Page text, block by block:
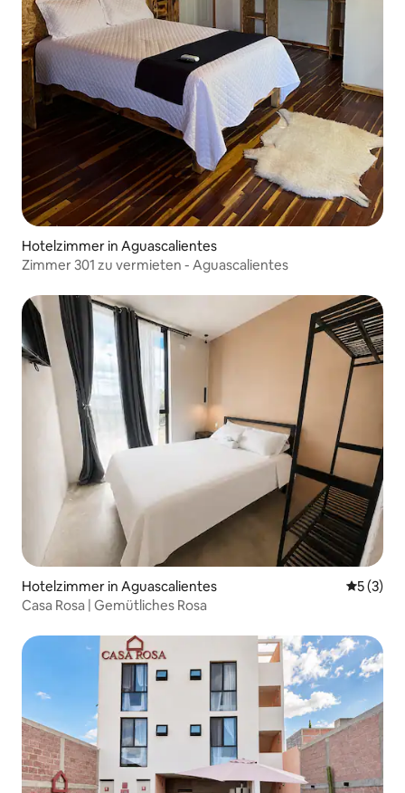
Hotelzimmer in Aguascalientes
Zimmer 301 zu vermieten - Aguascalientes
Hotelzimmer in Aguascalientes
5 (3)
Casa Rosa | Gemütliches Rosa